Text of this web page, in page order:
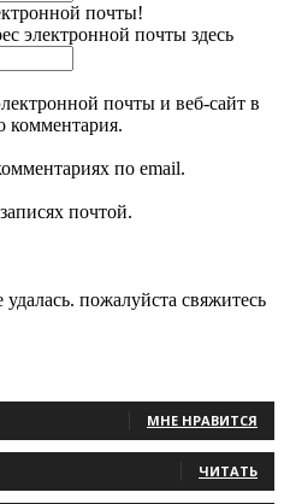
почты!
электронной почты здесь
почты и веб-сайт в
комментария.
по email.
почтой.
пожалуйста свяжитесь
МНЕ НРАВИТСЯ
ЧИТАТЬ